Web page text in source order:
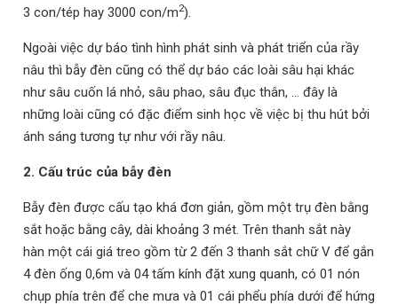
3 con/tép hay 3000 con/m2).
Ngoài việc dự báo tình hình phát sinh và phát triển của rầy
nâu thì bẫy đèn cũng có thể dự báo các loài sâu hại khác
như sâu cuốn lá nhỏ, sâu phao, sâu đục thân, … đây là
những loài cũng có đặc điểm sinh học về việc bị thu hút bởi
ánh sáng tương tự như với rầy nâu.
2. Cấu trúc của bẫy đèn
Bẫy đèn được cấu tạo khá đơn giản, gồm một trụ đèn bằng
sắt hoặc bằng cây, dài khoảng 3 mét. Trên thanh sắt này
hàn một cái giá treo gồm từ 2 đến 3 thanh sắt chữ V để gắn
4 đèn ống 0,6m và 04 tấm kính đặt xung quanh, có 01 nón
chụp phía trên để che mưa và 01 cái phểu phía dưới để hứng